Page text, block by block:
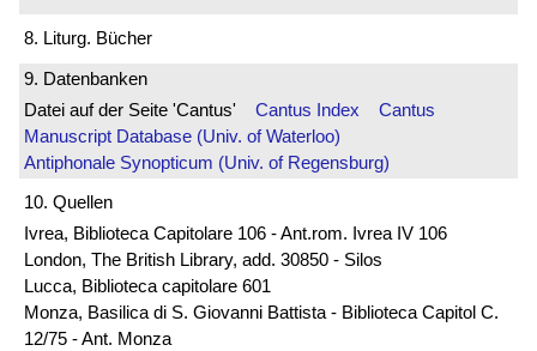
8. Liturg. Bücher
9. Datenbanken
Datei auf der Seite 'Cantus' Cantus Index
Cantus
Manuscript Database (Univ. of Waterloo)
Antiphonale Synopticum (Univ. of Regensburg)
10. Quellen
Ivrea, Biblioteca Capitolare 106 - Ant.rom. Ivrea IV 106
London, The British Library, add. 30850 - Silos
Lucca, Biblioteca capitolare 601
Monza, Basilica di S. Giovanni Battista - Biblioteca Capitol C.
12/75 - Ant. Monza